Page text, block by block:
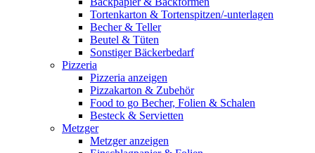
Tortenkarton & Tortenspitzen/-unterlagen
Becher & Teller
Beutel & Tüten
Sonstiger Bäckerbedarf
Pizzeria
Pizzeria anzeigen
Pizzakarton & Zubehör
Food to go Becher, Folien & Schalen
Besteck & Servietten
Metzger
Metzger anzeigen